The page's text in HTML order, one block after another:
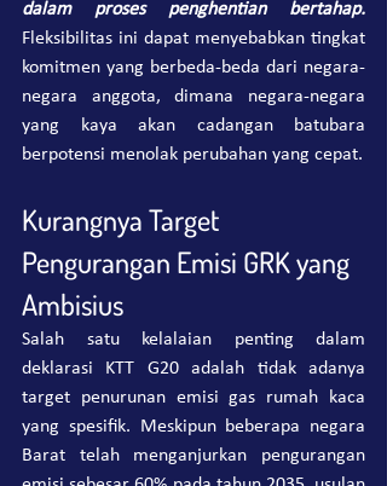
Fleksibilitas ini dapat menyebabkan tingkat
komitmen yang berbeda-beda dari negara-
negara anggota, dimana negara-negara
yang kaya akan cadangan batubara
berpotensi menolak perubahan yang cepat.
Kurangnya Target
Pengurangan Emisi GRK yang
Ambisius
Salah satu kelalaian penting dalam
deklarasi KTT G20 adalah tidak adanya
target penurunan emisi gas rumah kaca
yang spesifik. Meskipun beberapa negara
Barat telah menganjurkan pengurangan